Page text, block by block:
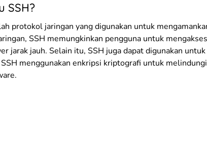
SSH?
protokol jaringan yang digunakan untuk
SSH memungkinkan pengguna untuk
jarak jauh. Selain itu, SSH juga dapat digunakan
menggunakan enkripsi kriptografi untuk